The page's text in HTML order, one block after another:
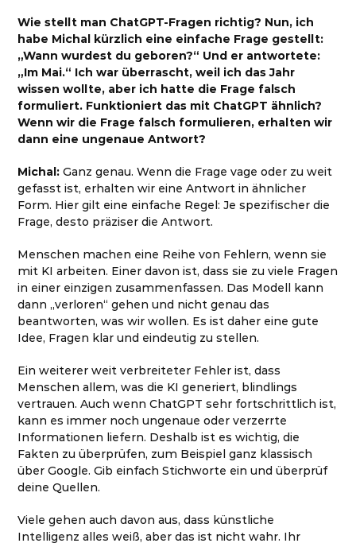
Wie stellt man ChatGPT-Fragen richtig? Nun, ich
habe Michal kürzlich eine einfache Frage gestellt:
„Wann wurdest du geboren?“ Und er antwortete:
„Im Mai.“ Ich war überrascht, weil ich das Jahr
wissen wollte, aber ich hatte die Frage falsch
formuliert. Funktioniert das mit ChatGPT ähnlich?
Wenn wir die Frage falsch formulieren, erhalten wir
dann eine ungenaue Antwort?
Michal: Ganz genau. Wenn die Frage vage oder zu weit
gefasst ist, erhalten wir eine Antwort in ähnlicher
Form. Hier gilt eine einfache Regel: Je spezifischer die
Frage, desto präziser die Antwort.
Menschen machen eine Reihe von Fehlern, wenn sie
mit KI arbeiten. Einer davon ist, dass sie zu viele Fragen
in einer einzigen zusammenfassen. Das Modell kann
dann „verloren“ gehen und nicht genau das
beantworten, was wir wollen. Es ist daher eine gute
Idee, Fragen klar und eindeutig zu stellen.
Ein weiterer weit verbreiteter Fehler ist, dass
Menschen allem, was die KI generiert, blindlings
vertrauen. Auch wenn ChatGPT sehr fortschrittlich ist,
kann es immer noch ungenaue oder verzerrte
Informationen liefern. Deshalb ist es wichtig, die
Fakten zu überprüfen, zum Beispiel ganz klassisch
über Google. Gib einfach Stichworte ein und überprüf
deine Quellen.
Viele gehen auch davon aus, dass künstliche
Intelligenz alles weiß, aber das ist nicht wahr. Ihr